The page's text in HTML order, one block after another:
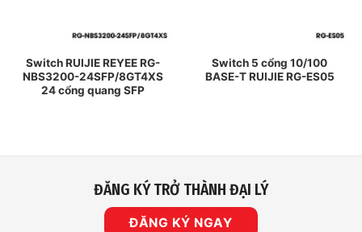
Switch RUIJIE REYEE RG-
NBS3200-24SFP/8GT4XS
24 cổng quang SFP
Switch 5 cổng 10/100
BASE-T RUIJIE RG-ES05
ĐĂNG KÝ TRỞ THÀNH ĐẠI LÝ
ĐĂNG KÝ NGAY